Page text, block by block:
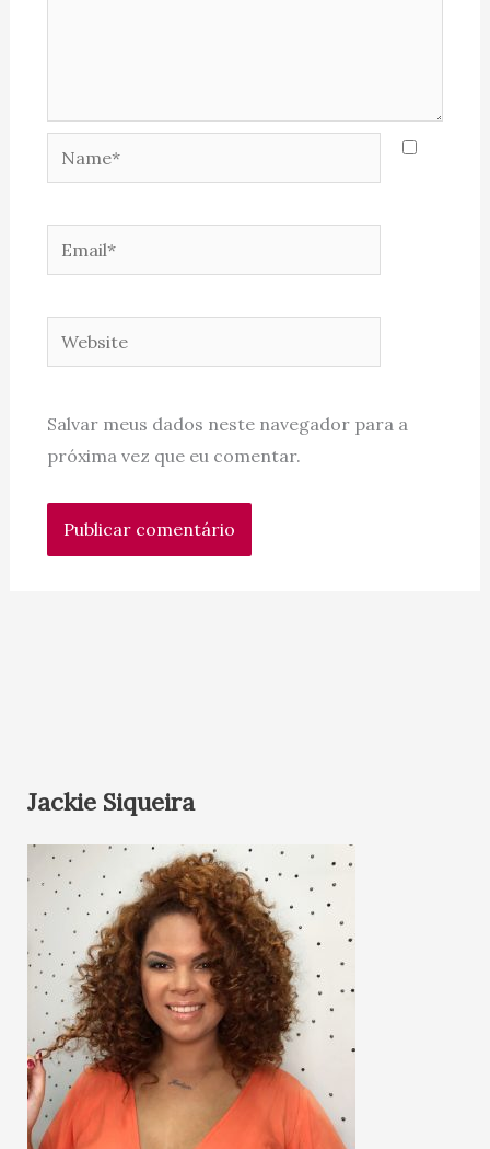
Name*
Email*
Website
Salvar meus dados neste navegador para a
próxima vez que eu comentar.
Jackie Siqueira